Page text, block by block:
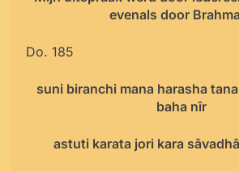
evenals door
Do. 185
suni biranchi mana harasha
baha nîr
astuti karata jori kara